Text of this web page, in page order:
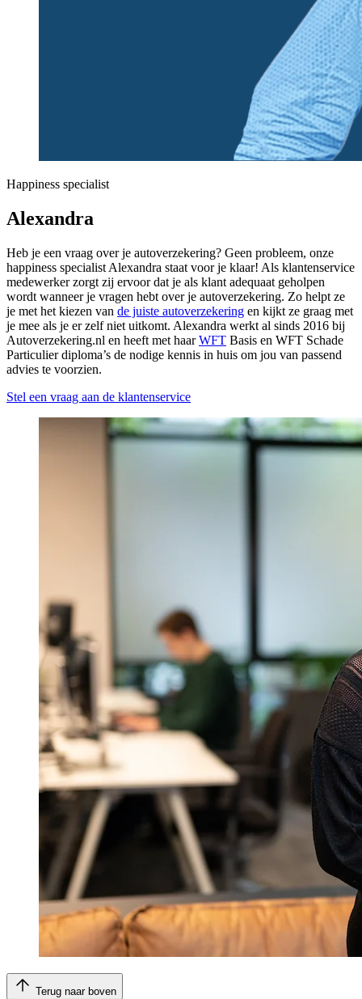
Happiness specialist
Alexandra
Heb je een vraag over je autoverzekering? Geen probleem, onze
happiness specialist Alexandra staat voor je klaar! Als klantenservice
medewerker zorgt zij ervoor dat je als klant adequaat geholpen
wordt wanneer je vragen hebt over je autoverzekering. Zo helpt ze
je met het kiezen van de juiste autoverzekering en kijkt ze graag met
je mee als je er zelf niet uitkomt. Alexandra werkt al sinds 2016 bij
Autoverzekering.nl en heeft met haarWFT Basis en WFT Schade
Particulier diploma’s de nodige kennis in huis om jou van passend
advies te voorzien.
Stel een vraag aan de klantenservice
Terug naar boven